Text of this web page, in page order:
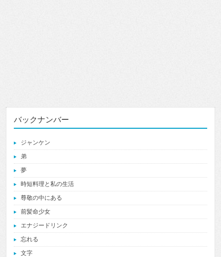
バックナンバー
ジャンケン
弟
夢
時短料理と私の生活
尊敬の中にある
前髪命少女
エナジードリンク
忘れる
文字